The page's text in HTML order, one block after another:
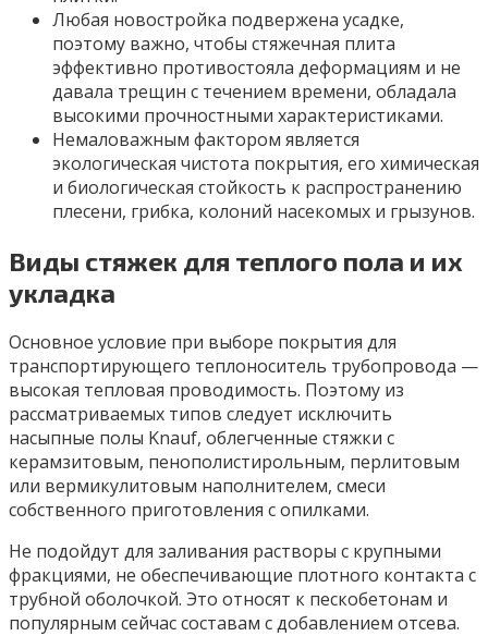
Любая новостройка подвержена усадке,
поэтому важно, чтобы стяжечная плита
эффективно противостояла деформациям и не
давала трещин с течением времени, обладала
высокими прочностными характеристиками.
Немаловажным фактором является
экологическая чистота покрытия, его химическая
и биологическая стойкость к распространению
плесени, грибка, колоний насекомых и грызунов.
Виды стяжек для теплого пола и их
укладка
Основное условие при выборе покрытия для
транспортирующего теплоноситель трубопровода —
высокая тепловая проводимость. Поэтому из
рассматриваемых типов следует исключить
насыпные полы Knauf, облегченные стяжки с
керамзитовым, пенополистирольным, перлитовым
или вермикулитовым наполнителем, смеси
собственного приготовления с опилками.
Не подойдут для заливания растворы с крупными
фракциями, не обеспечивающие плотного контакта с
трубной оболочкой. Это относят к пескобетонам и
популярным сейчас составам с добавлением отсева.